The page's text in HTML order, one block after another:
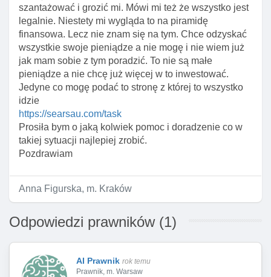
szantażować i grozić mi. Mówi mi też że wszystko jest
legalnie. Niestety mi wygląda to na piramidę
finansowa. Lecz nie znam się na tym. Chce odzyskać
wszystkie swoje pieniądze a nie mogę i nie wiem już
jak mam sobie z tym poradzić. To nie są małe
pieniądze a nie chcę już więcej w to inwestować.
Jedyne co mogę podać to stronę z której to wszystko
idzie
https://searsau.com/task
Prosiła bym o jaką kolwiek pomoc i doradzenie co w
takiej sytuacji najlepiej zrobić.
Pozdrawiam
Anna Figurska, m. Kraków
Odpowiedzi prawników (1)
AI Prawnik rok temu
Prawnik, m. Warsaw